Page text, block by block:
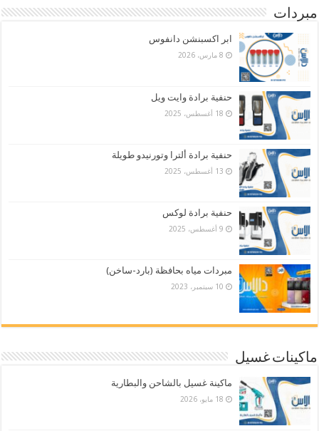
مبردات
ابر اكسبنشن دانفوس
8 مارس، 2026
حنفية برادة وايت ويل
18 أغسطس، 2025
حنفية برادة ألترا وتورنيدو طويلة
13 أغسطس، 2025
حنفية برادة لوكس
9 أغسطس، 2025
مبردات مياه بحافظة (بارد-ساخن)
10 سبتمبر، 2023
ماكينات غسيل
ماكينة غسيل بالشاحن والبطارية
18 مايو، 2026